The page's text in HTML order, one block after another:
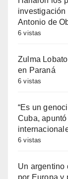
investigación
Antonio de
6 vistas
Zulma
en Paraná
6 vistas
“Es un
Cuba,
6 vistas
Un argentino
por Europa y